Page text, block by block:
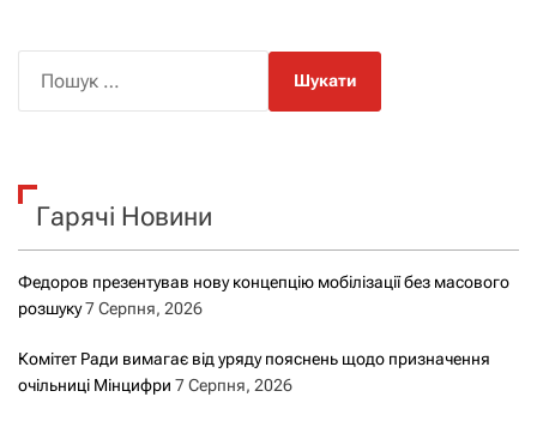
к
Гарячі Новини
Федоров презентував нову концепцію мобілізації без масового
розшуку7 Серпня, 2026
Комітет Ради вимагає від уряду пояснень щодо призначення
очільниці Мінцифри 7 Серпня, 2026